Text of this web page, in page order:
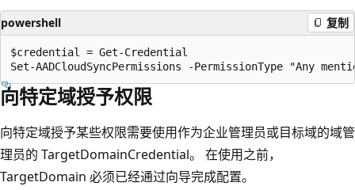
powershell 复制
$credential = Get-Credential
向特定域授予权限
向特定域授予某些权限需要使用作为企业管理员或目标域的域管
理员的 TargetDomainCredential。 在使用之前，
TargetDomain 必须已经通过向导完成配置。